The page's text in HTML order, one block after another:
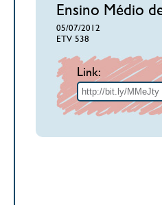
Ensino Médio
05/07/2012
ETV 538
Link: